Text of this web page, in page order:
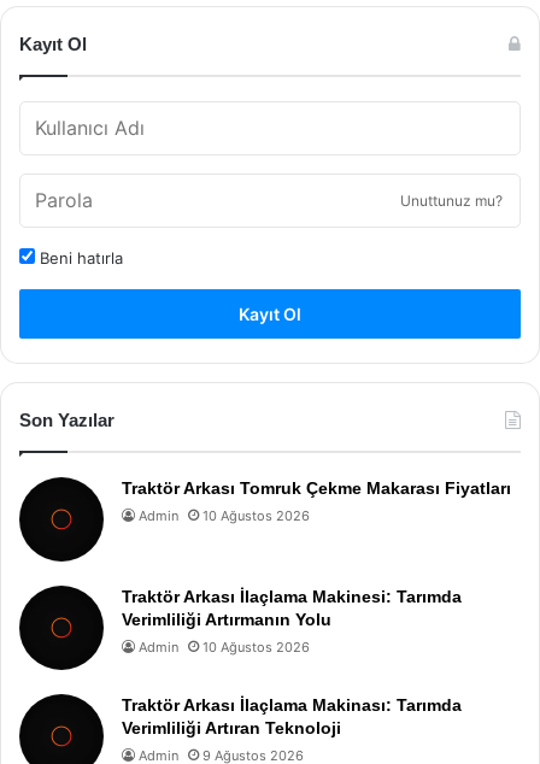
Kayıt Ol
Unuttunuz mu?
Beni hatırla
Kayıt Ol
Son Yazılar
Traktör Arkası Tomruk Çekme Makarası Fiyatları
Admin 10 Ağustos 2026
Traktör Arkası İlaçlama Makinesi: Tarımda
Verimliliği Artırmanın Yolu
Admin 10 Ağustos 2026
Traktör Arkası İlaçlama Makinası: Tarımda
Verimliliği Artıran Teknoloji
Admin 9 Ağustos 2026